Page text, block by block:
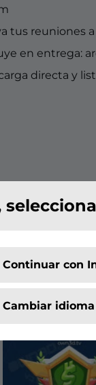
Continuar con
Cambiar idioma
tus reuniones
en entrega:
directa y